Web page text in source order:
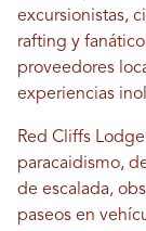
excursionistas,
rafting y
proveedores
experiencias
Red Cliffs
paracaidismo,
de escalada,
paseos en